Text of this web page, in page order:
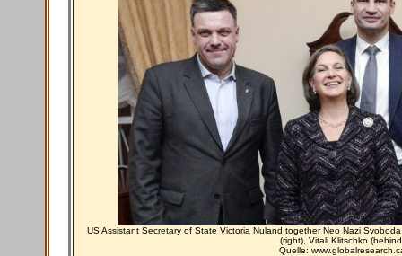
US Assistant Secretary of State Victoria Nuland together Neo Nazi
(right), Vitali Klitschko
Quelle: